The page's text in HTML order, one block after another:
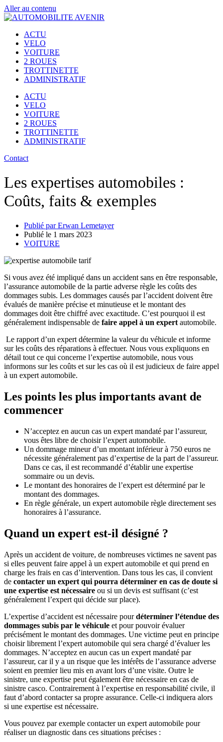
Aller au contenu
ACTU
VELO
VOITURE
2 ROUES
TROTTINETTE
ADMINISTRATIF
ACTU
VELO
VOITURE
2 ROUES
TROTTINETTE
ADMINISTRATIF
Contact
Les expertises automobiles :
Coûts, faits & exemples
Publié parErwan Lemetayer
Publié le 1 mars 2023
VOITURE
Si vous avez été impliqué dans un accident sans en être responsable,
l’assurance automobile de la partie adverse règle les coûts des
dommages subis. Les dommages causés par l’accident doivent être
évalués de manière précise et minutieuse et le montant des
dommages doit être chiffré avec exactitude. C’est pourquoi il est
généralement indispensable de faire appel à un expert automobile.
Le rapport d’un expert détermine la valeur du véhicule et informe
sur les coûts des réparations à effectuer. Nous vous expliquons en
détail tout ce qui concerne l’expertise automobile, nous vous
informons sur les coûts et sur les cas où il est judicieux de faire appel
à un expert automobile.
Les points les plus importants avant de
commencer
N’acceptez en aucun cas un expert mandaté par l’assureur,
vous êtes libre de choisir l’expert automobile.
Un dommage mineur d’un montant inférieur à 750 euros ne
nécessite généralement pas d’expertise de la part de l’assureur.
Dans ce cas, il est recommandé d’établir une expertise
sommaire ou un devis.
Le montant des honoraires de l’expert est déterminé par le
montant des dommages.
En règle générale, un expert automobile règle directement ses
honoraires à l’assurance.
Quand un expert est-il désigné ?
Après un accident de voiture, de nombreuses victimes ne savent pas
si elles peuvent faire appel à un expert automobile et qui prend en
charge les frais en cas d’intervention. Dans tous les cas, il convient
de contacter un expert qui pourra déterminer en cas de doute si
une expertise est nécessaire ou si un devis est suffisant (c’est
généralement l’expert qui décide sur place).
L’expertise d’accident est nécessaire pourdéterminer l’étendue des
dommages subis par le véhicule et pour pouvoir évaluer
précisément le montant des dommages. Une victime peut en principe
choisir librement l’expert automobile qui sera chargé d’évaluer les
dommages. N’acceptez en aucun cas un expert mandaté par
l’assureur, car il y a un risque que les intérêts de l’assurance adverse
soient en premier lieu mis en avant lors d’une visite. Outre le
sinistre, une expertise peut également être nécessaire en cas de
sinistre casco. Contrairement à l’expertise en responsabilité civile, il
faut d’abord contacter sa propre assurance. Celle-ci indiquera alors
si une expertise est nécessaire.
Vous pouvez par exemple contacter un expert automobile pour
réaliser un diagnostic dans ces situations précises :